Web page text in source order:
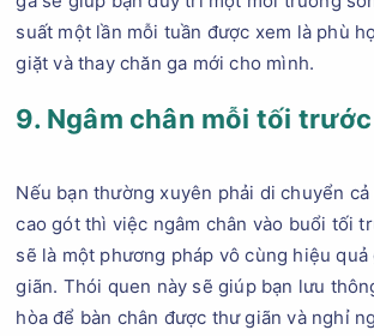
suất một lần mỗi tuần được xem là phù
giặt và thay chăn ga mới cho mình.
9. Ngâm chân mỗi tối
Nếu bạn thường xuyên phải di chuyển
cao gót thì việc ngâm chân vào buổi tối
sẽ là một phương pháp vô cùng hiệu
giãn. Thói quen này sẽ giúp bạn lưu
hòa để bàn chân được thư giãn và nghỉ